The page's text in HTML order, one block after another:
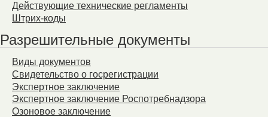
Действующие технические регламенты
Штрих-коды
Разрешительные документы
Виды документов
Свидетельство о госрегистрации
Экспертное заключение
Экспертное заключение Роспотребнадзора
Озоновое заключение